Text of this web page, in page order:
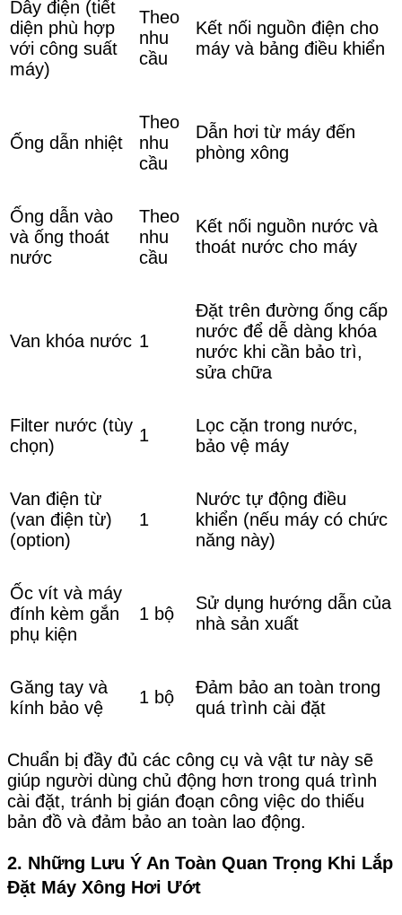
Dây điện (tiết
diện phù hợp
với công suất
máy)
Theo
nhu
cầu
Kết nối nguồn điện cho
máy và bảng điều khiển
Ống dẫn nhiệt
Theo
nhu
cầu
Dẫn hơi từ máy đến
phòng xông
Ống dẫn vào
và ống thoát
nước
Theo
nhu
cầu
Kết nối nguồn nước và
thoát nước cho máy
Van khóa nước 1
Đặt trên đường ống cấp
nước để dễ dàng khóa
nước khi cần bảo trì,
sửa chữa
Filter nước (tùy
chọn)
1
Lọc cặn trong nước,
bảo vệ máy
Van điện từ
(van điện từ)
(option)
1
Nước tự động điều
khiển (nếu máy có chức
năng này)
Ốc vít và máy
đính kèm gắn
phụ kiện
1 bộ
Sử dụng hướng dẫn của
nhà sản xuất
Găng tay và
kính bảo vệ
1 bộ
Đảm bảo an toàn trong
quá trình cài đặt
Chuẩn bị đầy đủ các công cụ và vật tư này sẽ
giúp người dùng chủ động hơn trong quá trình
cài đặt, tránh bị gián đoạn công việc do thiếu
bản đồ và đảm bảo an toàn lao động.
2. Những Lưu Ý An Toàn Quan Trọng Khi Lắp
Đặt Máy Xông Hơi Ướt